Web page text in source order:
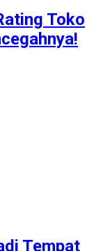
Toko
Tempat